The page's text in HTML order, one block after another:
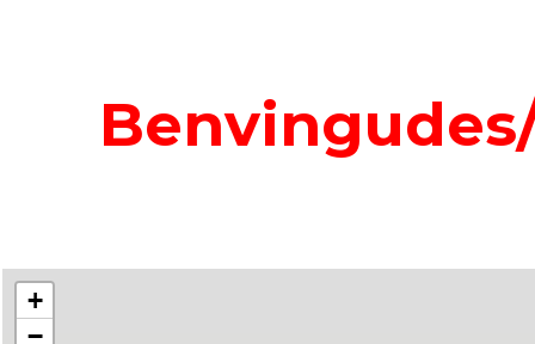
+
−